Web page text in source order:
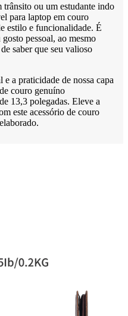
ou um estudante indo
para laptop em couro
estilo e funcionalidade. É
pessoal, ao mesmo
saber que seu valioso
a praticidade de nossa capa
couro genuíno
13,3 polegadas. Eleve a
este acessório de couro